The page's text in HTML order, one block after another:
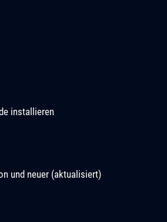
installieren
und neuer (aktualisiert)